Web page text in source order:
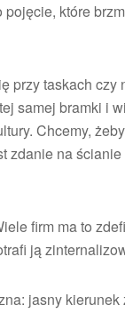
które
przy taskach
samej bramki i
Chcemy,
zdanie na
firm ma to
ją
jasny